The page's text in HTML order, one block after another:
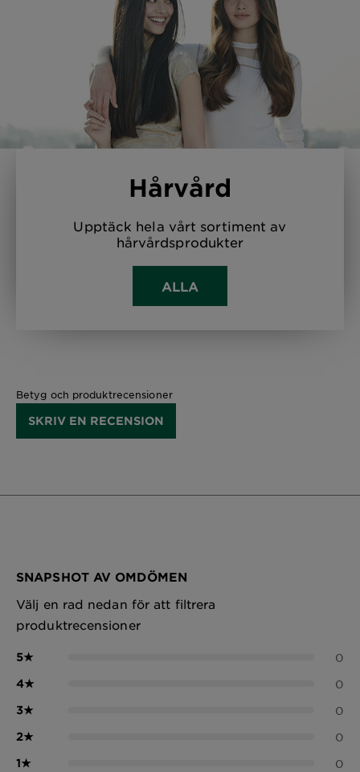
Hårvård
Upptäck hela vårt sortiment av
hårvårdsprodukter
ALLA
Betyg och produktrecensioner
SKRIV EN RECENSION
SNAPSHOT AV OMDÖMEN
Välj en rad nedan för att filtrera
produktrecensioner
5★ 0
4★ 0
3★ 0
2★ 0
1★ 0